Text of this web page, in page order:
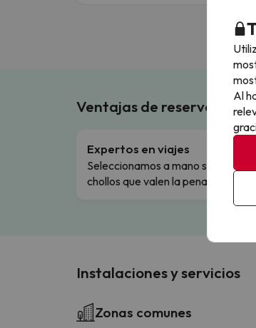
Ventajas de reservar en
Expertos en viajes
Seleccionamos a mano solo los
chollos que valen la pena.
Instalaciones y servicios
Zonas comunes
Al